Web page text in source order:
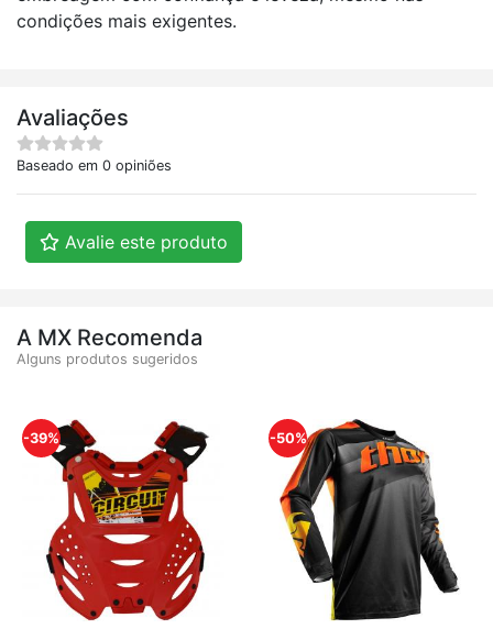
condições mais exigentes.
Avaliações
Baseado em 0 opiniões
Avalie este produto
A MX Recomenda
Alguns produtos sugeridos
-39% -50%